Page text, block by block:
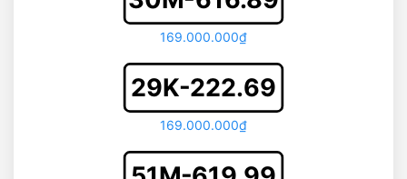
169.000.000₫
29K-222.69
169.000.000₫